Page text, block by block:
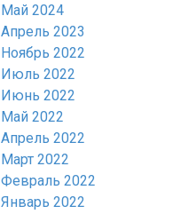
Май 2024
Апрель 2023
Ноябрь 2022
Июль 2022
Июнь 2022
Май 2022
Апрель 2022
Март 2022
Февраль 2022
Январь 2022